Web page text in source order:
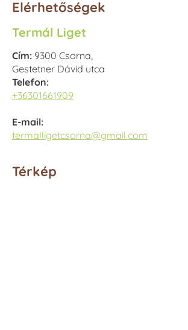
Elérhetőségek
Termál Liget
Cím: 9300 Csorna,
Gestetner Dávid utca
Telefon:
+36301661909
E-mail:
termalligetcsorna@gmail.com
Térkép